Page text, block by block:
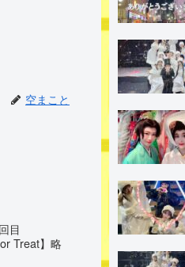
空まこと
目
Treat】略